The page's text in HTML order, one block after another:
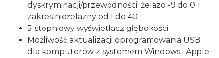
dyskryminacji/przewodności: żelazo -9 do 0 +
zakres nieżelazny od 1 do 40
5-stopniowy wyświetlacz głębokości
Możliwość aktualizacji oprogramowania USB
dla komputerów z systemem Windows i Apple